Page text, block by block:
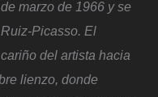
marzo de 1966 y se
Picasso. El
del artista hacia
lienzo, donde